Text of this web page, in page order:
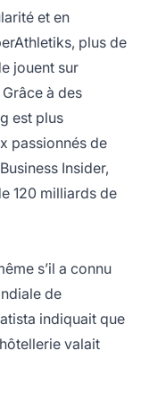
et en
plus de
jouent sur
à des
est plus
passionnés de
Insider,
120 milliards de
s’il a connu
de
indiquait que
valait